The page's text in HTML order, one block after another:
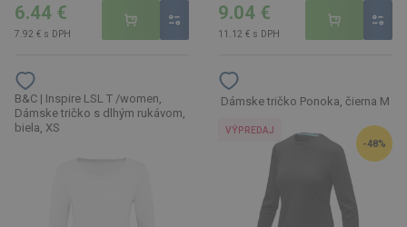
6.44 €
7.92 € s DPH
9.04 €
11.12 € s DPH
B&C | Inspire LSL T /women,
Dámske tričko s dlhým rukávom,
biela, XS
Dámske tričko Ponoka, čierna M
VÝPREDAJ
-48%